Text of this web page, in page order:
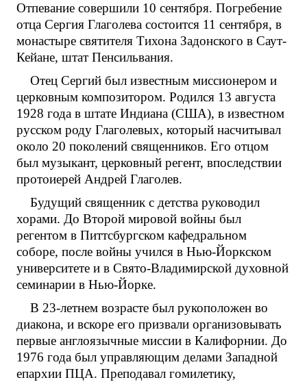
Отпевание совершили 10 сентября. Погребение
отца Сергия Глаголева состоится 11 сентября, в
монастыре святителя Тихона Задонского в Саут-
Кейане, штат Пенсильвания.
Отец Сергий был известным миссионером и
церковным композитором. Родился 13 августа
1928 года в штате Индиана (США), в известном
русском роду Глаголевых, который насчитывал
около 20 поколений священников. Его отцом
был музыкант, церковный регент, впоследствии
протоиерей Андрей Глаголев.
Будущий священник с детства руководил
хорами. До Второй мировой войны был
регентом в Питтсбургском кафедральном
соборе, после войны учился в Нью-Йоркском
университете и в Свято-Владимирской духовной
семинарии в Нью-Йорке.
В 23-летнем возрасте был рукоположен во
диакона, и вскоре его призвали организовывать
первые англоязычные миссии в Калифорнии. До
1976 года был управляющим делами Западной
епархии ПЦА. Преподавал гомилетику,